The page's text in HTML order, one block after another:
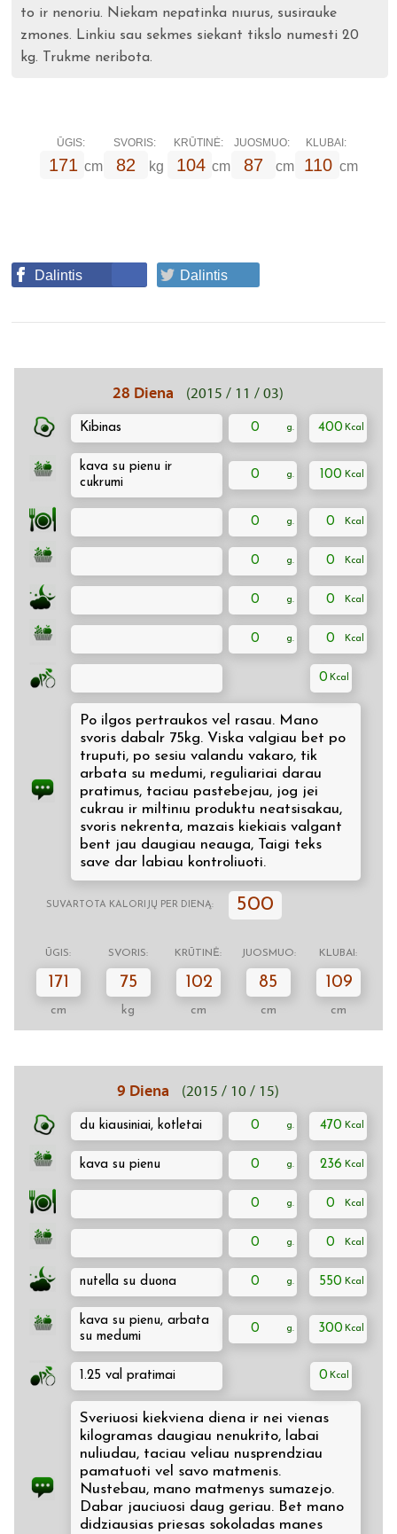
to ir nenoriu. Niekam nepatinka nıurus, susirauke
zmones. Linkiu sau sekmes siekant tikslo numesti 20
kg. Trukme neribota.
ŪGIS: SVORIS: KRŪTINĖ: JUOSMUO: KLUBAI:
171 cm 82 kg 104 cm 87 cm 110 cm
Dalintis Dalintis
28 Diena (2015 / 11 / 03)
Kibinas 0 400
kava su pienu ir
cukrumi
0 100
0 0
0 0
0 0
0 0
0
Po ilgos pertraukos vel rasau. Mano
svoris dabalr 75kg. Viska valgiau bet po
truputi, po sesiu valandu vakaro, tik
arbata su medumi, reguliariai darau
pratimus, taciau pastebejau, jog jei
cukrau ir miltinıu produktu neatsisakau,
svoris nekrenta, mazais kiekiais valgant
bent jau daugiau neauga, Taigi teks
save dar labiau kontroliuoti.
SUVARTOTA KALORIJŲ PER DIENĄ: 500
ŪGIS: SVORIS: KRŪTINĖ: JUOSMUO: KLUBAI:
171
cm
75
kg
102
cm
85
cm
109
cm
9 Diena (2015 / 10 / 15)
du kiausiniai, kotletai 0 470
kava su pienu 0 236
0 0
0 0
nutella su duona 0 550
kava su pienu, arbata
su medumi
0 300
1.25 val pratimai 0
Sveriuosi kiekviena diena ir nei vienas
kilogramas daugiau nenukrito, labai
nuliudau, taciau veliau nusprendziau
pamatuoti vel savo matmenis.
Nustebau, mano matmenys sumazejo.
Dabar jauciuosi daug geriau. Bet mano
didziausias priesas sokoladas manes